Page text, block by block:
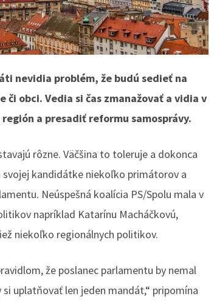
nevidia problém, že budú sedieť na
obci. Vedia si čas zmanažovať a vidia v
a presadiť reformu samosprávy.
rôzne. Väčšina to toleruje a dokonca
kandidátke niekoľko primátorov a
Neúspešná koalícia PS/Spolu mala v
napríklad Katarínu Macháčkovú,
niekoľko regionálnych politikov.
že poslanec parlamentu by nemal
uplatňovať len jeden mandát,“ pripomína